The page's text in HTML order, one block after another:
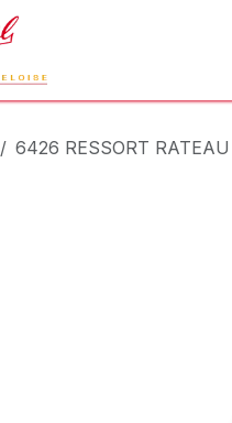
6426 RESSORT RATEAU